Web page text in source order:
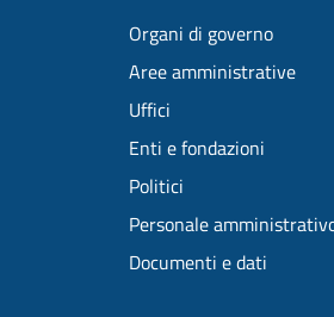
Organi di governo
Aree amministrative
Uffici
Enti e fondazioni
Politici
Personale
Documenti e dati